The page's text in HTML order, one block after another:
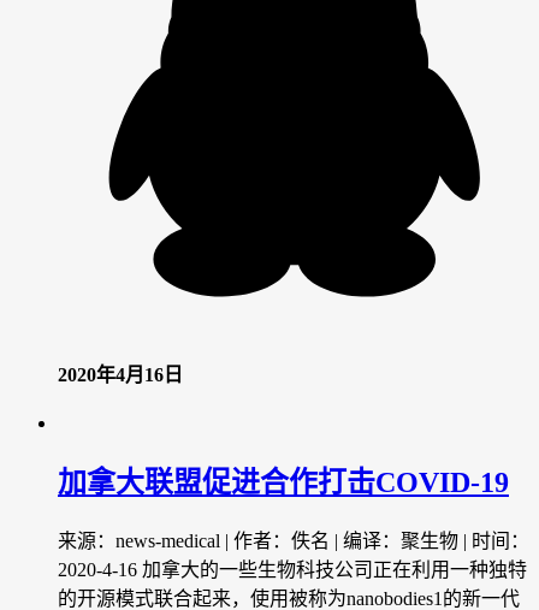
2020年4月16日
加拿大联盟促进合作打击COVID-19
来源：news-medical | 作者：佚名 | 编译：聚生物 | 时间：
2020-4-16 加拿大的一些生物科技公司正在利用一种独特
的开源模式联合起来，使用被称为nanobodies1的新一代